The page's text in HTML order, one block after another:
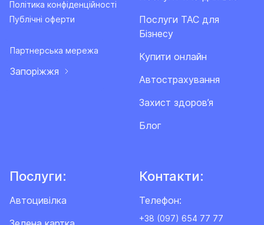
Політика конфіденційності
Публічні оферти
Партнерська мережа
Запоріжжя
Послуги ТАС для
Бізнесу
Купити онлайн
Автострахування
Захист здоров’я
Блог
Послуги:
Автоцивілка
Контакти:
Телефон:
+38 (097) 654 77 77